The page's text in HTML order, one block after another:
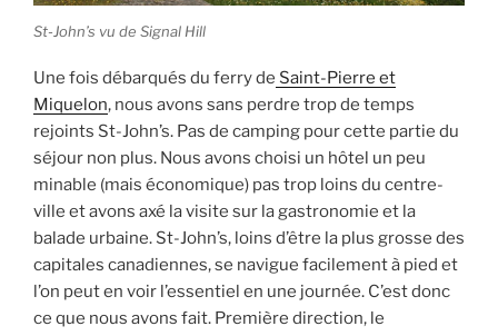
St-John’s vu de Signal Hill
Une fois débarqués du ferry de Saint-Pierre et
Miquelon, nous avons sans perdre trop de temps
rejoints St-John’s. Pas de camping pour cette partie du
séjour non plus. Nous avons choisi un hôtel un peu
minable (mais économique) pas trop loins du centre-
ville et avons axé la visite sur la gastronomie et la
balade urbaine. St-John’s, loins d’être la plus grosse des
capitales canadiennes, se navigue facilement à pied et
l’on peut en voir l’essentiel en une journée. C’est donc
ce que nous avons fait. Première direction, le